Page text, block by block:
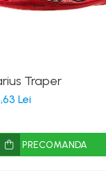
Traper
Lei
PRECOMANDA